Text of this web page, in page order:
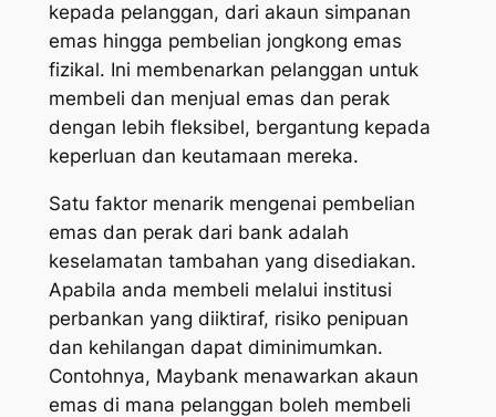
kepada pelanggan, dari akaun simpanan
emas hingga pembelian jongkong emas
fizikal. Ini membenarkan pelanggan untuk
membeli dan menjual emas dan perak
dengan lebih fleksibel, bergantung kepada
keperluan dan keutamaan mereka.
Satu faktor menarik mengenai pembelian
emas dan perak dari bank adalah
keselamatan tambahan yang disediakan.
Apabila anda membeli melalui institusi
perbankan yang diiktiraf, risiko penipuan
dan kehilangan dapat diminimumkan.
Contohnya, Maybank menawarkan akaun
emas di mana pelanggan boleh membeli